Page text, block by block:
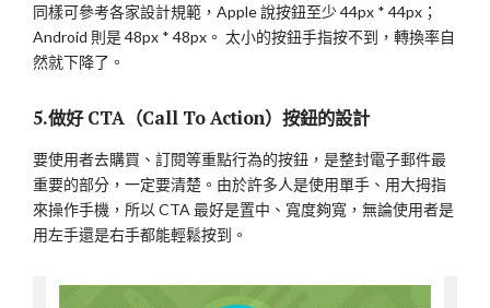
同樣可參考各家設計規範，Apple 說按鈕至少 44px * 44px；
Android 則是 48px * 48px。 太小的按鈕手指按不到，轉換率自
然就下降了。
5.做好 CTA（Call To Action）按鈕的設計
要使用者去購買、訂閱等重點行為的按鈕，是整封電子郵件最
重要的部分，一定要清楚。由於許多人是使用單手、用大拇指
來操作手機，所以 CTA 最好是置中、寬度夠寬，無論使用者是
用左手還是右手都能輕鬆按到。